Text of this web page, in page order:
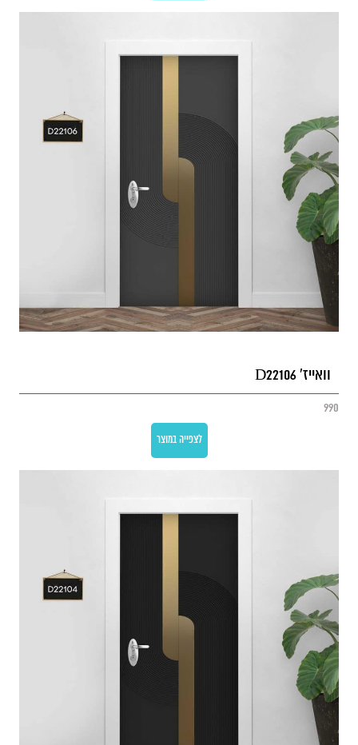
וואייז' D22106
990
לצפייה במוצר